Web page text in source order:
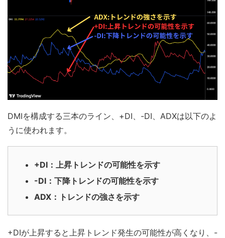
DMIを構成する三本のライン、+DI、-DI、ADXは以下のよ
うに使われます。
+DI：上昇トレンドの可能性を示す
-DI：下降トレンドの可能性を示す
ADX：トレンドの強さを示す
+DIが上昇すると上昇トレンド発生の可能性が高くなり、-